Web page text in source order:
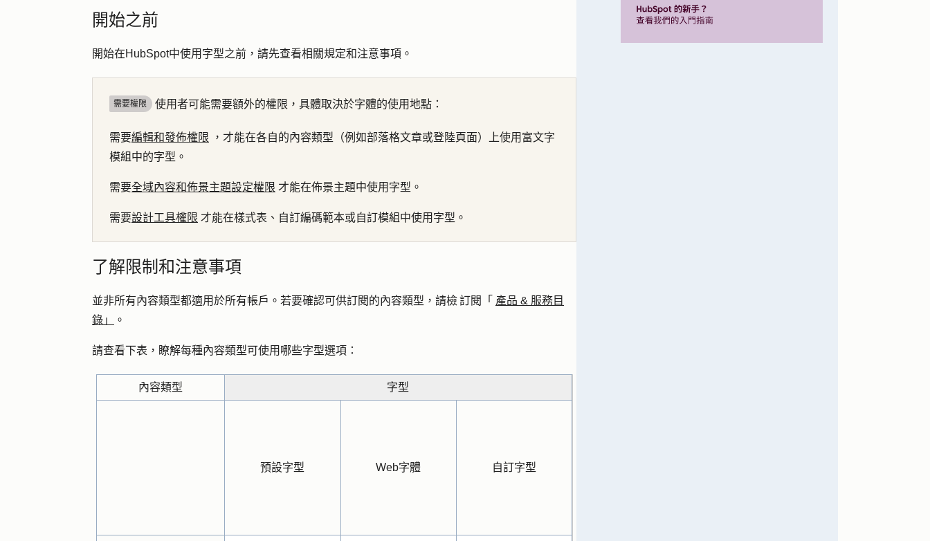
開始之前
開始在HubSpot中使用字型之前，請先查看相關規定和注意事項。
需要權限 使用者可能需要額外的權限，具體取決於字體的使用地點：
需要編輯和發佈權限 ，才能在各自的內容類型（例如部落格文章或登陸頁面）上使用富文字
模組中的字型。
需要全域內容和佈景主題設定權限 才能在佈景主題中使用字型。
需要設計工具權限 才能在樣式表、自訂編碼範本或自訂模組中使用字型。
了解限制和注意事項
並非所有內容類型都適用於所有帳戶。若要確認可供訂閱的內容類型，請檢 訂閱「 產品 & 服務目
錄」
。
請查看下表，瞭解每種內容類型可使用哪些字型選項：
內容類型 字型
預設字型 Web字體 自訂字型